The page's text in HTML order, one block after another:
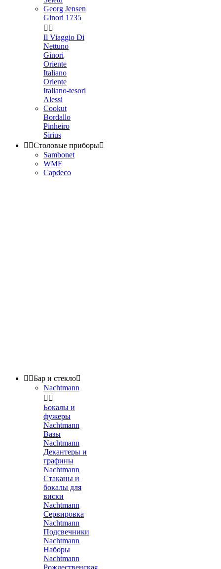
Georg Jensen
Ginori 1735
 
Il Viaggio Di
Nettuno
Ginori
Oriente
Italiano
Oriente
Italiano-tesori
Alessi
Cookut
Bordallo
Pinheiro
Sirius
 Столовые приборы
Sambonet
WMF
Capdeco
 Бар и стекло
Nachtmann
 
Бокалы и
фужеры
Nachtmann
Вазы
Nachtmann
Декантеры и
графины
Nachtmann
Стаканы и
бокалы для
виски
Nachtmann
Сервировка
Nachtmann
Подсвечники
Nachtmann
Наборы
Nachtmann
Рождественская